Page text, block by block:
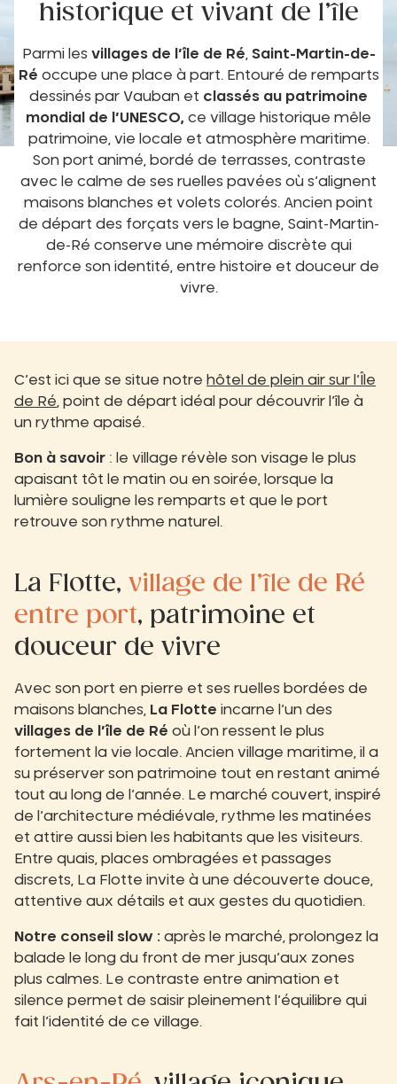
historique et vivant de l’île
Parmi les villages de l’île de Ré, Saint-Martin-de-
Ré occupe une place à part. Entouré de remparts
dessinés par Vauban et classés au patrimoine
mondial de l’UNESCO, ce village historique mêle
patrimoine, vie locale et atmosphère maritime.
Son port animé, bordé de terrasses, contraste
avec le calme de ses ruelles pavées où s’alignent
maisons blanches et volets colorés. Ancien point
de départ des forçats vers le bagne, Saint-Martin-
de-Ré conserve une mémoire discrète qui
renforce son identité, entre histoire et douceur de
vivre.
C’est ici que se situe notre hôtel de plein air sur l’Île
de Ré, point de départ idéal pour découvrir l’île à
un rythme apaisé.
Bon à savoir : le village révèle son visage le plus
apaisant tôt le matin ou en soirée, lorsque la
lumière souligne les remparts et que le port
retrouve son rythme naturel.
La Flotte, village de l’île de Ré
entre port, patrimoine et
douceur de vivre
Avec son port en pierre et ses ruelles bordées de
maisons blanches, La Flotte incarne l’un des
villages de l’île de Ré où l’on ressent le plus
fortement la vie locale. Ancien village maritime, il a
su préserver son patrimoine tout en restant animé
tout au long de l’année. Le marché couvert, inspiré
de l’architecture médiévale, rythme les matinées
et attire aussi bien les habitants que les visiteurs.
Entre quais, places ombragées et passages
discrets, La Flotte invite à une découverte douce,
attentive aux détails et aux gestes du quotidien.
Notre conseil slow : après le marché, prolongez la
balade le long du front de mer jusqu’aux zones
plus calmes. Le contraste entre animation et
silence permet de saisir pleinement l’équilibre qui
fait l’identité de ce village.